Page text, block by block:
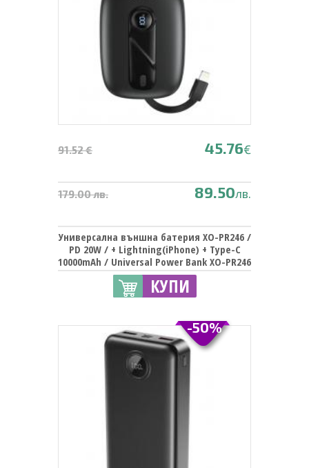
91.52 € 45.76€
179.00 лв. 89.50лв.
Универсална външна батерия XO-PR246 /
PD 20W / + Lightning(iPhone) + Type-C
10000mAh / Universal Power Bank XO-PR246
/ PD 20W / + Lightning(iPhone) + Type-C
10000mAh - черна
КУПИ
-50%